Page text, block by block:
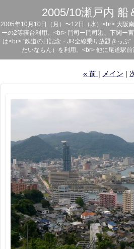
2005/10瀬戸内 船
2005年10月10日（月）〜12日（水）<br> 大阪
ーの2等寝台利用。<br> 門司ー門司港、下関ー
は<br> “鉄道の日記念・JR全線乗り放題きっぷ
たいなもん）を利用。<br> 他に尾道駅
« 前 メイン